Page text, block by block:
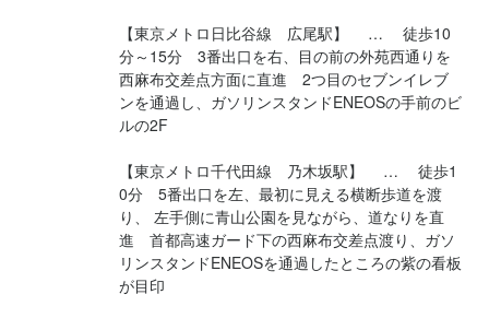
【東京メトロ日比谷線 広尾駅】  …  徒歩10
分～15分　3番出口を右、目の前の外苑西通りを
西麻布交差点方面に直進　2つ目のセブンイレブ
ンを通過し、ガソリンスタンドENEOSの手前のビ
ルの2F
【東京メトロ千代田線 乃木坂駅】  …  徒歩1
0分　5番出口を左、最初に見える横断歩道を渡
り、 左手側に青山公園を見ながら、道なりを直
進　首都高速ガード下の西麻布交差点渡り、ガソ
リンスタンドENEOSを通過したところの紫の看板
が目印